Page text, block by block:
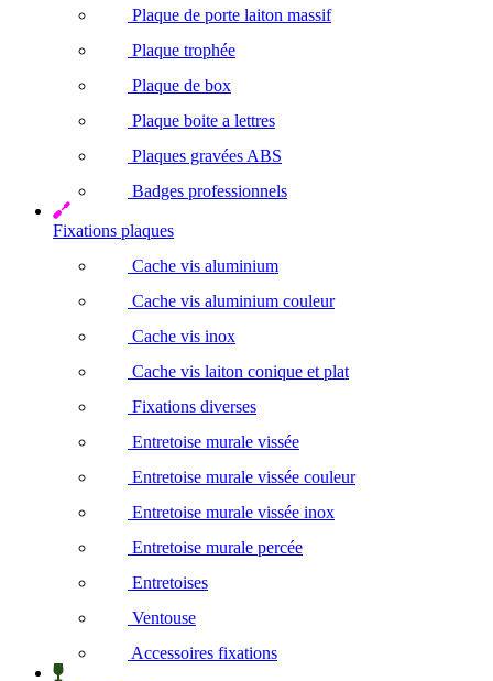
Plaque de porte laiton massif
Plaque trophée
Plaque de box
Plaque boite a lettres
Plaques gravées ABS
Badges professionnels
Fixations plaques
Cache vis aluminium
Cache vis aluminium couleur
Cache vis inox
Cache vis laiton conique et plat
Fixations diverses
Entretoise murale vissée
Entretoise murale vissée couleur
Entretoise murale vissée inox
Entretoise murale percée
Entretoises
Ventouse
Accessoires fixations